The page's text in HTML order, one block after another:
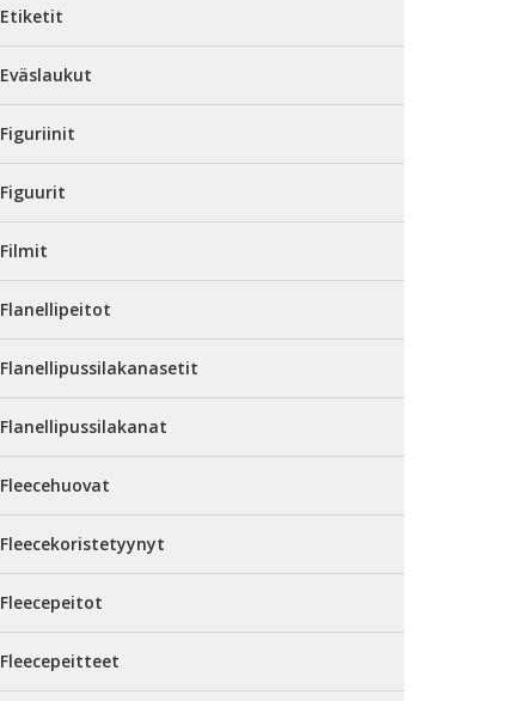
Etiketit
Eväslaukut
Figuriinit
Figuurit
Filmit
Flanellipeitot
Flanellipussilakanasetit
Flanellipussilakanat
Fleecehuovat
Fleecekoristetyynyt
Fleecepeitot
Fleecepeitteet